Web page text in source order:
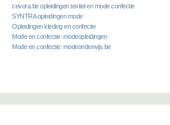
cevora.be opleidingen textiel en mode confectie
SYNTRA opleidingen mode
Opleidingen kleding en confectie
Mode en confectie: modeopleidingen
Mode en confectie: modeonderwijs.be